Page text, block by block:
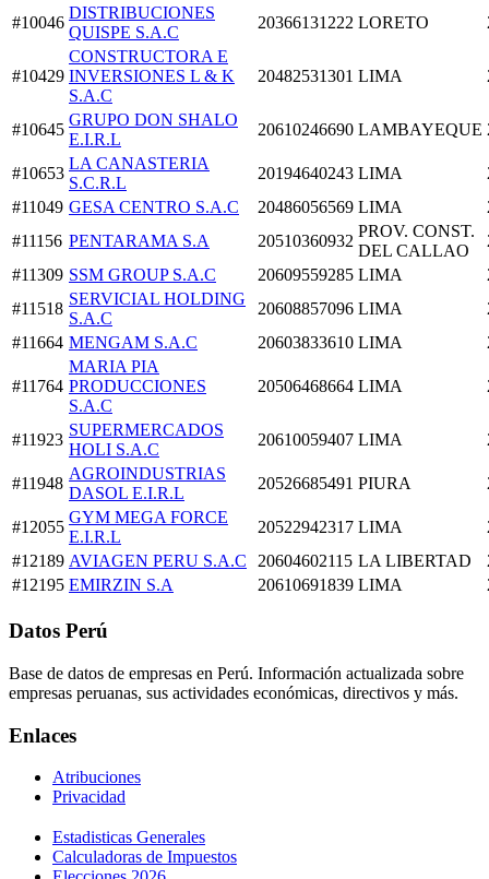
#10046
DISTRIBUCIONES
QUISPE S.A.C
20366131222 LORETO
#10429
CONSTRUCTORA E
INVERSIONES L & K
S.A.C
20482531301 LIMA
#10645
GRUPO DON SHALO
E.I.R.L
20610246690 LAMBAYEQUE
#10653
LA CANASTERIA
S.C.R.L
20194640243 LIMA
#11049 GESA CENTRO S.A.C 20486056569 LIMA
#11156 PENTARAMA S.A 20510360932
PROV. CONST.
DEL CALLAO
#11309 SSM GROUP S.A.C 20609559285 LIMA
#11518
SERVICIAL HOLDING
S.A.C
20608857096 LIMA
#11664 MENGAM S.A.C 20603833610 LIMA
#11764
MARIA PIA
PRODUCCIONES
S.A.C
20506468664 LIMA
#11923
SUPERMERCADOS
HOLI S.A.C
20610059407 LIMA
#11948
AGROINDUSTRIAS
DASOL E.I.R.L
20526685491 PIURA
#12055
GYM MEGA FORCE
E.I.R.L
20522942317 LIMA
#12189 AVIAGEN PERU S.A.C 20604602115 LA LIBERTAD
#12195 EMIRZIN S.A 20610691839 LIMA
Datos Perú
Base de datos de empresas en Perú. Información actualizada sobre
empresas peruanas, sus actividades económicas, directivos y más.
Enlaces
Atribuciones
Privacidad
Estadisticas Generales
Calculadoras de Impuestos